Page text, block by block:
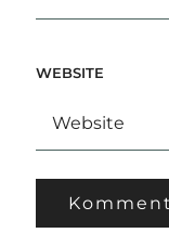
WEBSITE